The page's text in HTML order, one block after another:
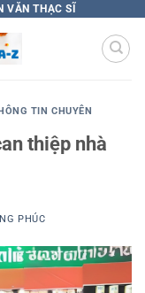
VĂN THẠC SĨ
TIN CHUYÊN
thiệp nhà
PHÚC